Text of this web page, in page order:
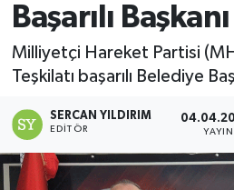
Başarılı
Milliyetçi Hareket Partisi
Teşkilatı başarılı Belediye
SERCAN YILDIRIM
EDITÖR
Asayiş
Bartın
Karabük
Son Dakika Haberleri
Haber Arşivi